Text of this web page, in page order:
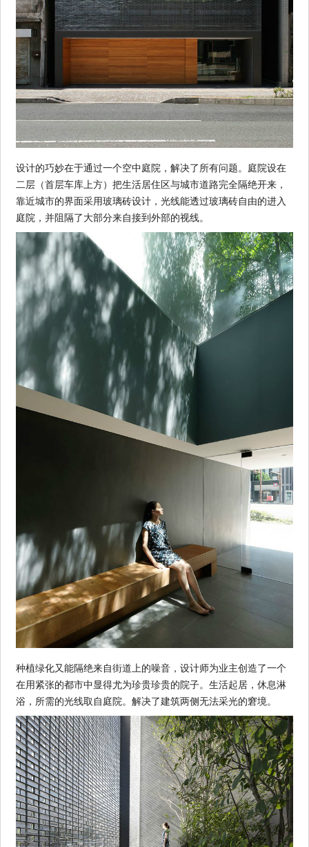
设计的巧妙在于通过一个空中庭院，解决了所有问题。庭院设在
二层（首层车库上方）把生活居住区与城市道路完全隔绝开来，
靠近城市的界面采用玻璃砖设计，光线能透过玻璃砖自由的进入
庭院，并阻隔了大部分来自接到外部的视线。
种植绿化又能隔绝来自街道上的噪音，设计师为业主创造了一个
在用紧张的都市中显得尤为珍贵珍贵的院子。生活起居，休息淋
浴，所需的光线取自庭院。解决了建筑两侧无法采光的窘境。